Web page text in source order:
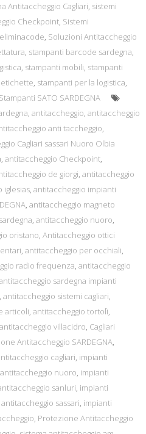
Antitaccheggio Cagliari, sistemi
Checkpoint, Sistemi
, Soluzioni Antitaccheggio
, stampanti barcode sardegna,
, stampanti mobili, stampanti
, stampanti per la logistica,
Stampanti SATO SARDEGNA
, antitaccheggio, antitaccheggio
anti taccheggio,
Cagliari sassari Nuoro Olbia
, antitaccheggio Checkpoint,
de giorgi, antitaccheggio
iglesias, antitaccheggio impianti
, antitaccheggio magneto
, antitaccheggio nuoro,
oristano, Antitaccheggio ottici
, antitaccheggio per occhiali,
radio frequenza, antitaccheggio
sardegna impianti
, antitaccheggio sistemi cagliari,
articoli, antitaccheggio tortolì,
antitaccheggio villacidro, Cagliari
Antitaccheggio SARDEGNA,
cagliari, impianti
nuoro, impianti
sanluri, impianti
sassari, impianti
, Protezione Antitaccheggio